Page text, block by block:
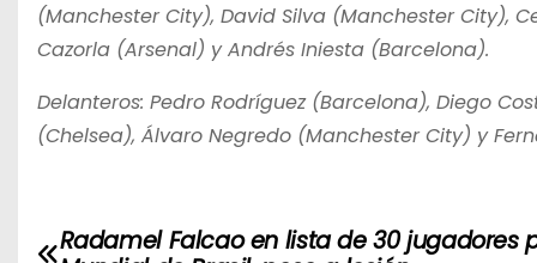
(Manchester City), David Silva (Manchester City),
Cazorla (Arsenal) y Andrés Iniesta (Barcelona).
Delanteros: Pedro Rodríguez (Barcelona), Diego
(Chelsea), Álvaro Negredo (Manchester City) y
NRadamel Falcao en lista de 30 jugadores